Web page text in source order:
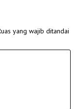
yang wajib ditandai